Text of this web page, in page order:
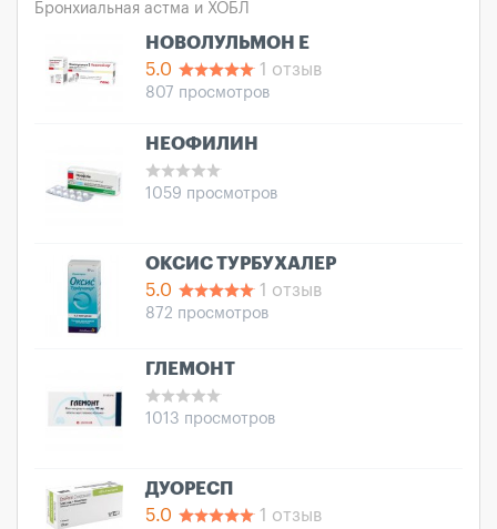
Бронхиальная астма и ХОБЛ
НОВОЛУЛЬМОН Е
5.0
1 отзыв
807 просмотров
НЕОФИЛИН
1059 просмотров
ОКСИС ТУРБУХАЛЕР
5.0
1 отзыв
872 просмотров
ГЛЕМОНТ
1013 просмотров
ДУОРЕСП
5.0
1 отзыв